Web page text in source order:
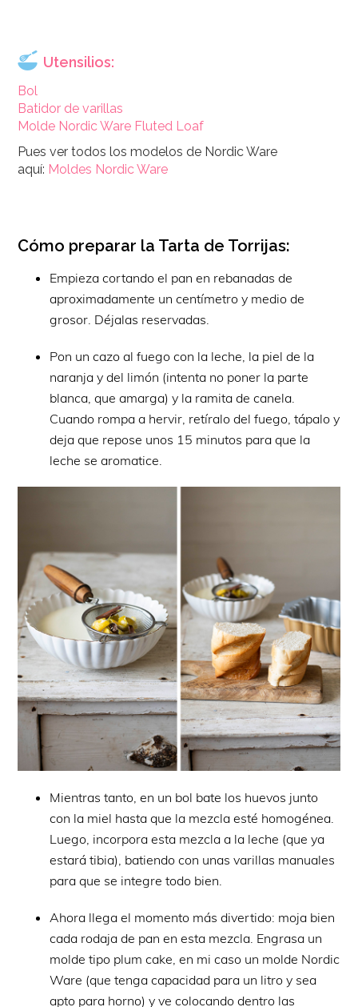
Utensilios:
Bol
Batidor de varillas
Molde Nordic Ware Fluted Loaf
Pues ver todos los modelos de Nordic Ware
aquí: Moldes Nordic Ware
Cómo preparar la Tarta de Torrijas:
Empieza cortando el pan en rebanadas de
aproximadamente un centímetro y medio de
grosor. Déjalas reservadas.
Pon un cazo al fuego con la leche, la piel de la
naranja y del limón (intenta no poner la parte
blanca, que amarga) y la ramita de canela.
Cuando rompa a hervir, retíralo del fuego, tápalo y
deja que repose unos 15 minutos para que la
leche se aromatice.
Mientras tanto, en un bol bate los huevos junto
con la miel hasta que la mezcla esté homogénea.
Luego, incorpora esta mezcla a la leche (que ya
estará tibia), batiendo con unas varillas manuales
para que se integre todo bien.
Ahora llega el momento más divertido: moja bien
cada rodaja de pan en esta mezcla. Engrasa un
molde tipo plum cake, en mi caso un molde Nordic
Ware (que tenga capacidad para un litro y sea
apto para horno) y ve colocando dentro las